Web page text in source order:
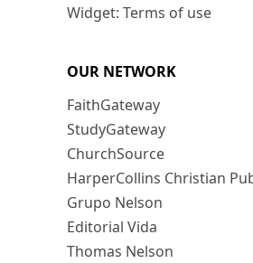
Widget: Terms of use
OUR NETWORK
FaithGateway
StudyGateway
ChurchSource
HarperCollins Christian
Grupo Nelson
Editorial Vida
Thomas Nelson